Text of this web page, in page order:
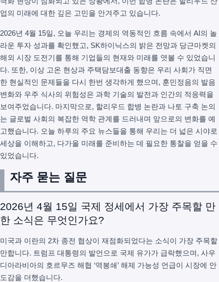
업의 미래에 대한 깊은 고민을 안겨주고 있습니다.
2026년 4월 15일, 오늘 우리는 경제의 역동적인 흐름 속에서 AI의 놀
라운 투자 성과를 확인했고, SK하이닉스의 밝은 전망과 당근마켓의
해외 시장 도전기를 통해 기업들의 현재와 미래를 엿볼 수 있었습니
다. 또한, 이상 고온 현상과 주택담보대출 동향은 우리 사회가 직면
한 현실적인 문제들을 다시 한번 생각하게 했으며, 훈민정음의 발음
변화와 우주 식사의 위험성은 과학 기술의 발전과 인간의 적응력을
보여주었습니다. 마지막으로, 할리우드 합병 논란과 나토 구축 논의
는 글로벌 사회의 복잡한 역학 관계를 드러내며 앞으로의 변화를 예
고했습니다. 오늘 하루의 주요 뉴스들을 통해 우리는 더 넓은 시야로
세상을 이해하고, 다가올 미래를 준비하는 데 필요한 통찰을 얻을 수
있었습니다.
자주 묻는 질문
2026년 4월 15일 국제 정세에서 가장 주목할 만
한 소식은 무엇인가요?
미국과 이란의 2차 종전 협상이 재점화되었다는 소식이 가장 주목할
만합니다. 트럼프 대통령의 발언으로 국제 유가가 급락했으며, 사우
디아라비아의 호르무즈 해협 ‘역봉쇄’ 해제 가능성 언급이 시장에 안
도감을 더했습니다.